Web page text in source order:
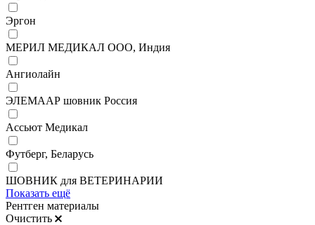
Эргон
МЕРИЛ МЕДИКАЛ ООО, Индия
Ангиолайн
ЭЛЕМААР шовник Россия
Ассьют Медикал
Футберг, Беларусь
ШОВНИК для ВЕТЕРИНАРИИ
Показать ещё
Рентген материалы
Очистить